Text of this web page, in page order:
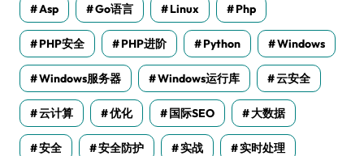
Asp Go语言 Linux Php
PHP安全 PHP进阶 Python Windows
Windows服务器 Windows运行库 云安全
云计算 优化 国际SEO 大数据
安全 安全防护 实战 实时处理